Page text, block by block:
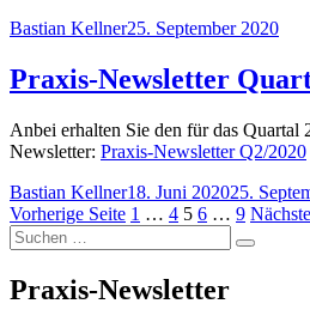
Autor
Bastian KellnerVeröffentlicht
25. September 2020
Praxis-Newsletter
Anbei erhalten Sie den für das Quartal
Newsletter: Praxis-Newsletter Q2/2020
Autor
Bastian KellnerVeröffentlicht
am
18. Juni 202025.
Seitennummerierung
der
Beiträge
Vorherige Seite Seite
1 … Seite
4 Seite
5 Seite
6 … Seite
9
Suchen
nach:
Suchen
Praxis-Newsletter